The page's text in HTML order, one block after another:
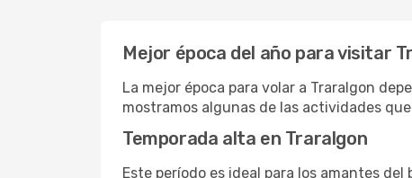
Mejor época del año para visitar
La mejor época para volar a Traralgon
mostramos algunas de las actividades
Temporada alta en Traralgon
Este período es ideal para los amantes